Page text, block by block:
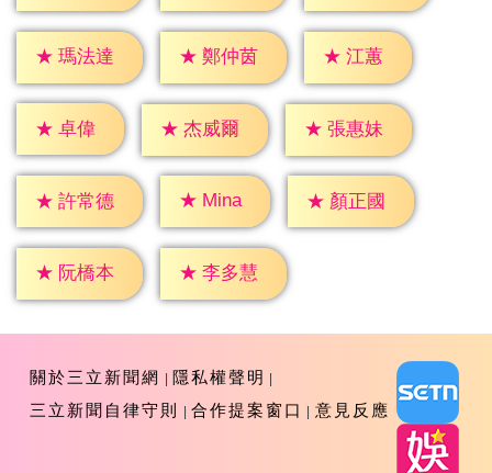
★ 瑪法達 ★ 鄭仲茵 ★ 江蕙
★ 卓偉 ★ 杰威爾 ★ 張惠妹
★ 許常德 ★ Mina ★ 顏正國
★ 阮橋本 ★ 李多慧
關於三立新聞網
隱私權聲明
三立新聞自律守則
合作提案窗口 意見反應